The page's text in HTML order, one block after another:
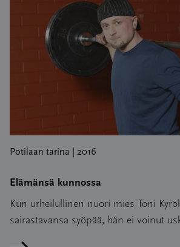
Potilaan tarina | 2016
Elämänsä kunnossa
Kun urheilullinen nuori mies Toni
sairastavansa syöpää, hän ei voinut